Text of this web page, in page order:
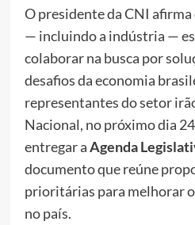
O presidente da CNI
— incluindo a indústria —
colaborar na busca por
desafios da economia
representantes do setor
Nacional, no próximo dia
entregar aAgenda
documento que reúne
prioritárias para melhorar
no país.